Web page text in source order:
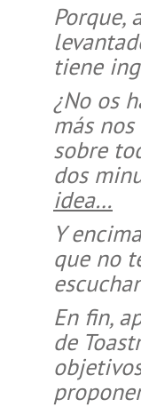
Porque,
tiene
¿No os
más
sobre
dos
idea…
Y
que no
En fin,
de